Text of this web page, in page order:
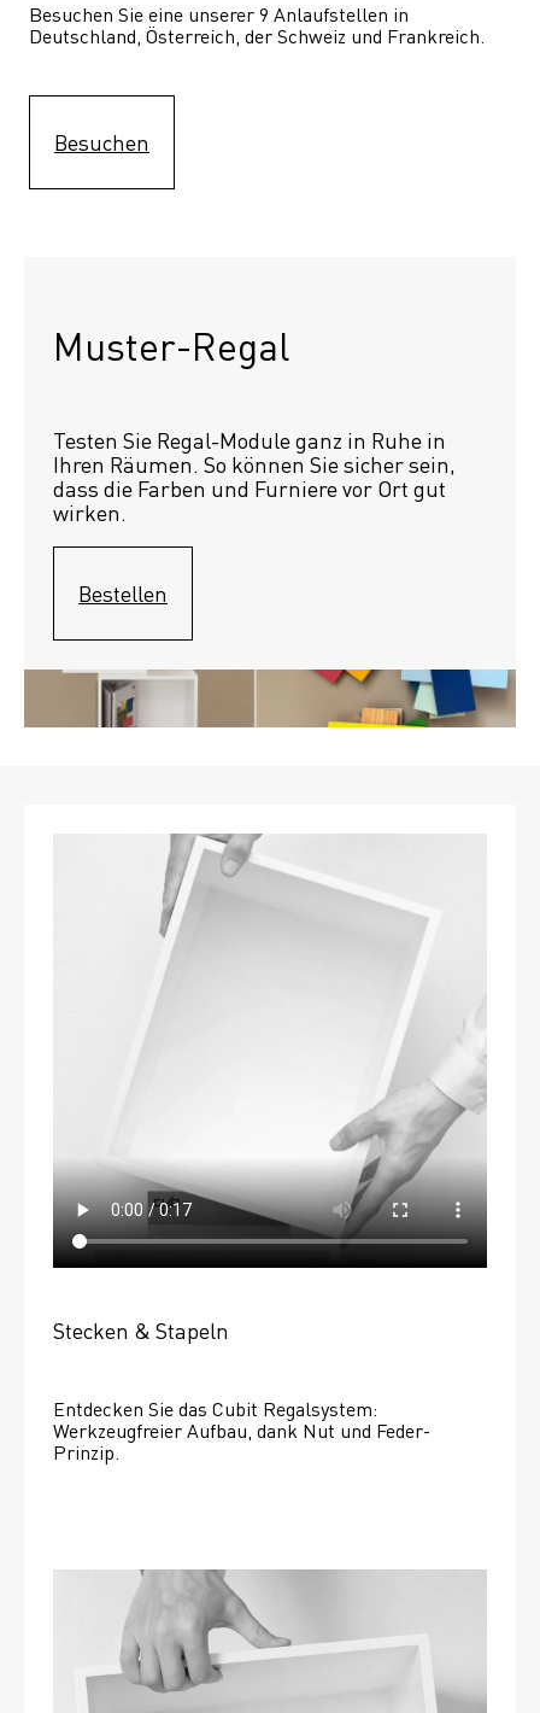
Besuchen Sie eine unserer 9 Anlaufstellen in
Deutschland, Österreich, der Schweiz und Frankreich.
Besuchen
Muster-Regal
Testen Sie Regal-Module ganz in Ruhe in
Ihren Räumen. So können Sie sicher sein,
dass die Farben und Furniere vor Ort gut
wirken.
Bestellen
Stecken & Stapeln
Entdecken Sie das Cubit Regalsystem:
Werkzeugfreier Aufbau, dank Nut und Feder-
Prinzip.